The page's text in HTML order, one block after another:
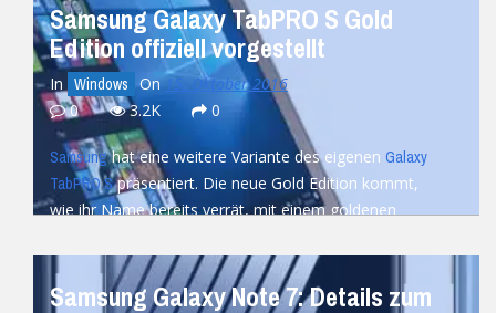
Samsung Galaxy TabPRO S Gold
Edition offiziell vorgestellt
In Windows On15. Oktober 2016
0
3.2K 0
Samsunghat eine weitere Variante des eigenen Galaxy
TabPRO Spräsentiert. Die neue Gold Edition kommt,
wie ihr Name bereits verrät, mit einem goldenen
READ MORE
Samsung Galaxy Note 7: Details zum